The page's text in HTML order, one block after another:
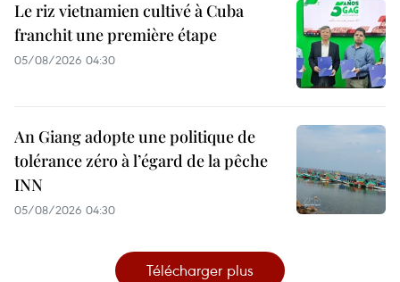
Le riz vietnamien cultivé à Cuba
franchit une première étape
05/08/2026 04:30
An Giang adopte une politique de
tolérance zéro à l’égard de la pêche
INN
05/08/2026 04:30
Télécharger plus